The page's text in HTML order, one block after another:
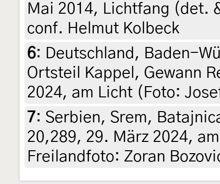
Mai 2014, Lichtfang (det.
conf. Helmut Kolbeck
6: Deutschland, Baden-
Ortsteil Kappel, Gewann
2024, am Licht (Foto:
7: Serbien, Srem,
20,289, 29. März 2024,
Freilandfoto: Zoran